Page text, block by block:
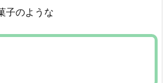
子のような